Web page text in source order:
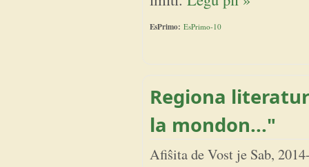
EsPrimo: EsPrimo-10
Regiona
la mondon..."
Afiŝita deVost je Sab,